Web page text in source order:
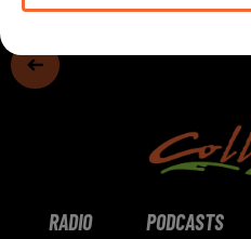
RADIO PODCASTS